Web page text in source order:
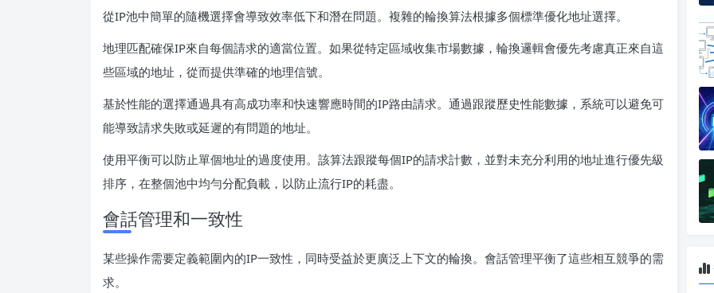
從IP池中簡單的隨機選擇會導致效率低下和潛在問題。複雜的輪換算法根據多個標準優化地址選擇。
地理匹配確保IP來自每個請求的適當位置。如果從特定區域收集市場數據，輪換邏輯會優先考慮真正來自這
些區域的地址，從而提供準確的地理信號。
基於性能的選擇通過具有高成功率和快速響應時間的IP路由請求。通過跟蹤歷史性能數據，系統可以避免可
能導致請求失敗或延遲的有問題的地址。
使用平衡可以防止單個地址的過度使用。該算法跟蹤每個IP的請求計數，並對未充分利用的地址進行優先級
排序，在整個池中均勻分配負載，以防止流行IP的耗盡。
會話管理和一致性
某些操作需要定義範圍內的IP一致性，同時受益於更廣泛上下文的輪換。會話管理平衡了這些相互競爭的需
求。